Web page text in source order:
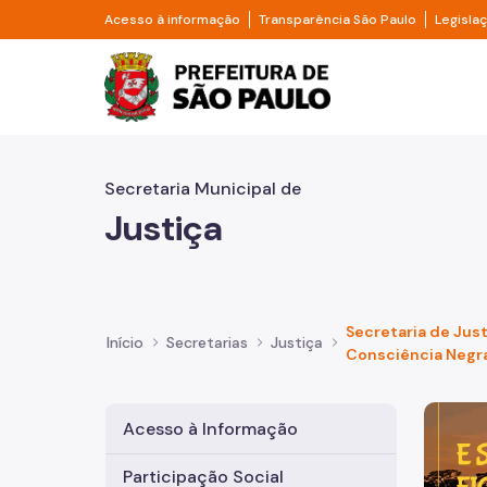
Pular para o Conteúdo principal
Acesso à informação Divisor de acesso à informação
Transparência São Paulo Divisor
Prefeitura de São
Secretaria Municipal de
Justiça
Início Secretarias Justiça
Secretaria de
Consciência
Acesso à Informação
Participação Social